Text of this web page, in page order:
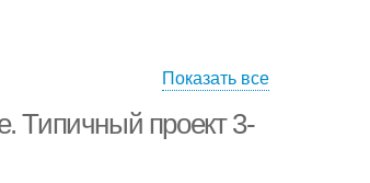
Показать все
Типичный проект 3-